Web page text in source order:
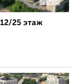
25 этаж